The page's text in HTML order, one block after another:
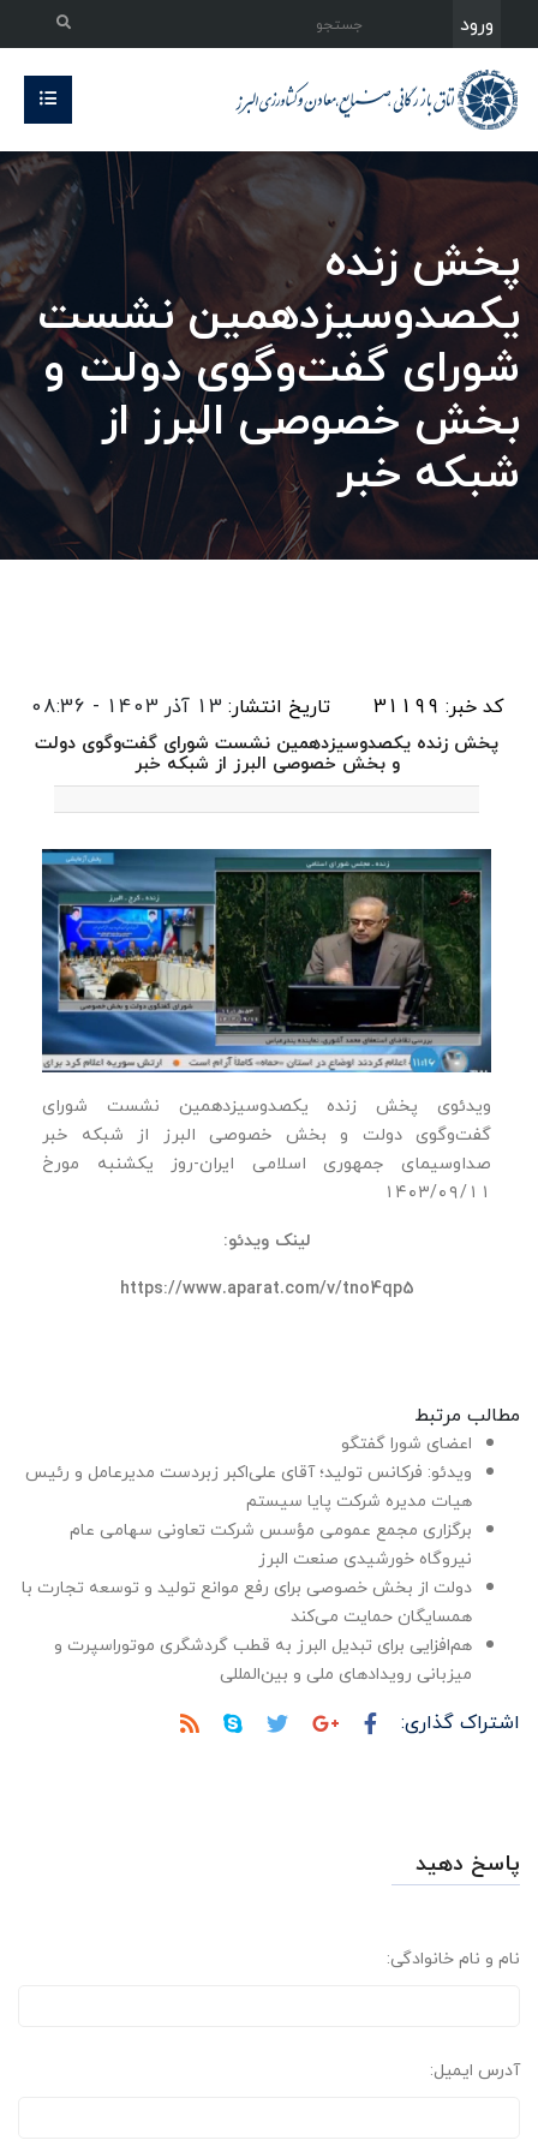
ورود
پخش زنده
یکصدوسیزدهمین نشست
شورای گفت‌وگوی دولت و
بخش خصوصی البرز از
شبکه خبر
کد خبر: 31199 تاریخ انتشار: 13 آذر 1403 - 08:36
پخش زنده یکصدوسیزدهمین نشست شورای گفت‌وگوی دولت
و بخش خصوصی البرز از شبکه خبر
ویدئوی پخش زنده یکصدوسیزدهمین نشست شورای
گفت‌وگوی دولت و بخش خصوصی البرز از شبکه خبر
صداوسیمای جمهوری اسلامی ایران-روز یکشنبه مورخ
۱۴۰۳/۰۹/۱۱
لینک ویدئو:
https://www.aparat.com/v/tno4qp5
مطالب مرتبط
اعضای شورا گفتگو
ویدئو: فرکانس تولید؛ آقای علی‌اکبر زبردست مدیرعامل و رئیس
هیات مدیره شرکت پایا سیستم
برگزاری مجمع عمومی مؤسس شرکت تعاونی سهامی عام
نیروگاه خورشیدی صنعت البرز
دولت از بخش خصوصی برای رفع موانع تولید و توسعه تجارت با
همسایگان حمایت می‌کند
هم‌افزایی برای تبدیل البرز به قطب گردشگری موتوراسپرت و
میزبانی رویدادهای ملی و بین‌المللی
اشتراک گذاری:
پاسخ دهید
نام و نام خانوادگی:
آدرس ایمیل: